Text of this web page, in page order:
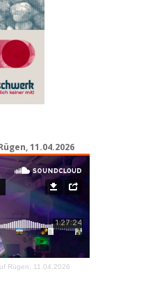
11.04.2026
Rügen, 11.04.2026